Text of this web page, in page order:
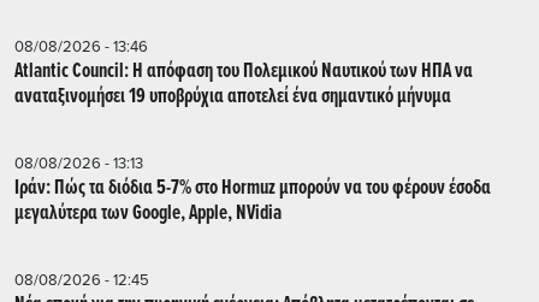
08/08/2026 - 13:46
Atlantic Council: Η απόφαση του Πολεμικού Ναυτικού των ΗΠΑ να
αναταξινομήσει 19 υποβρύχια αποτελεί ένα σημαντικό μήνυμα
08/08/2026 - 13:13
Ιράν: Πώς τα διόδια 5-7% στο Hormuz μπορούν να του φέρουν έσοδα
μεγαλύτερα των Google, Apple, NVidia
08/08/2026 - 12:45